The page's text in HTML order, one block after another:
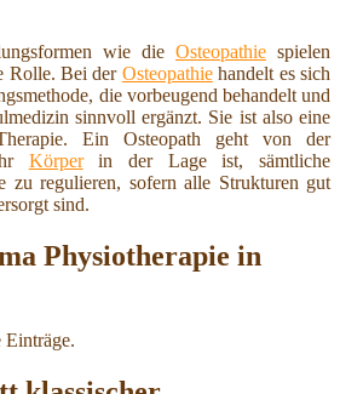
wie die Osteopathie spielen
Rolle. Bei der Osteopathiehandelt es sich
die vorbeugend behandelt und
sinnvoll ergänzt. Sie ist also eine
Ein Osteopath geht von der
Körperin der Lage ist, sämtliche
zu regulieren, sofern alle Strukturen gut
sind.
Physiotherapie in
Einträge.